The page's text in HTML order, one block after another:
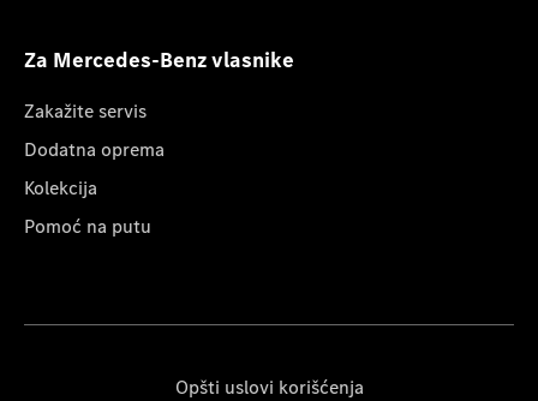
Za Mercedes-Benz vlasnike
Zakažite servis
Dodatna oprema
Kolekcija
Pomoć na putu
Opšti uslovi korišćenja